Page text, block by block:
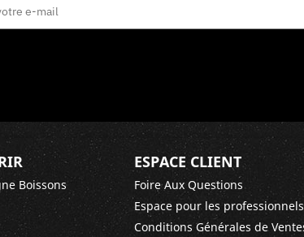
Boissons
ESPACE CLIENT
Foire Aux Questions
Espace pour les professionnels
Conditions Générales de